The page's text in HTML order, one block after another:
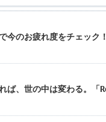
今のお疲れ度をチェック！
ば、世の中は変わる。